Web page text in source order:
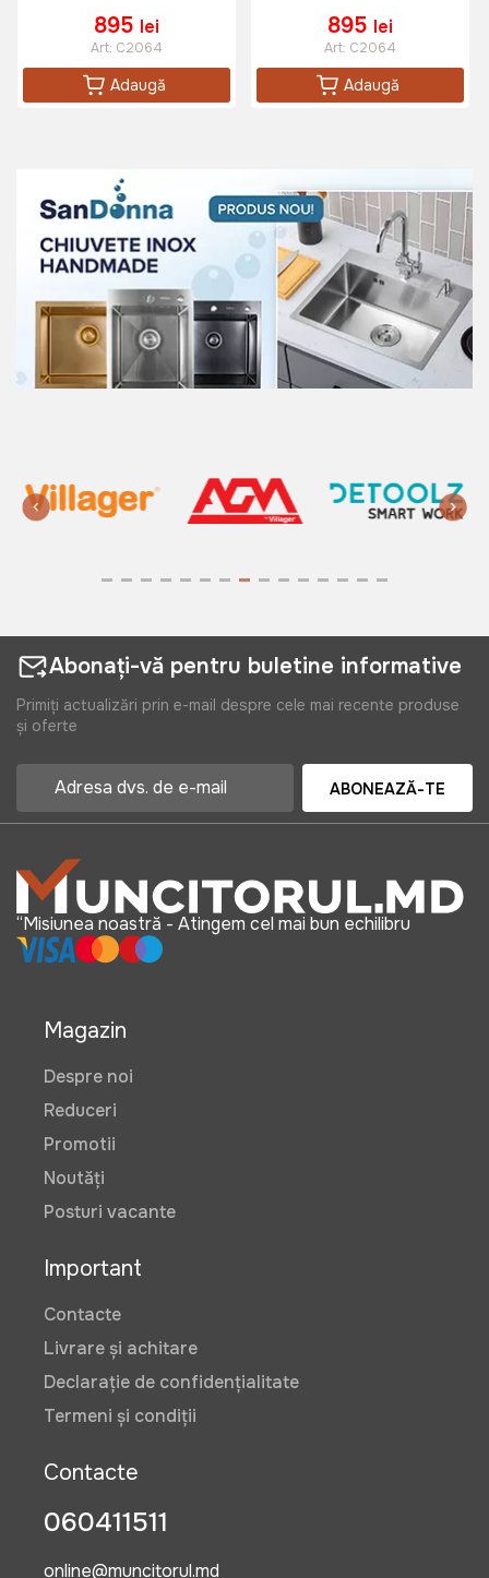
895 lei
Art: C2064
Adaugă
895 lei
Art: C2064
Adaugă
Abonați-vă pentru buletine informative
Primiți actualizări prin e-mail despre cele mai recente produse
și oferte
ABONEAZĂ-TE
“Misiunea noastră - Atingem cel mai bun echilibru
Magazin
Despre noi
Reduceri
Promotii
Noutăți
Posturi vacante
Important
Contacte
Livrare și achitare
Declarație de confidențialitate
Termeni și condiții
Contacte
060411511
online@muncitorul.md